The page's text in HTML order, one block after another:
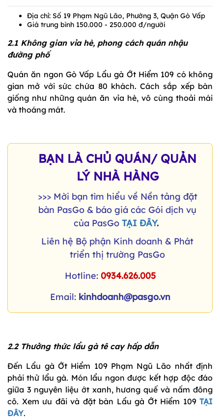
Địa chỉ: Số 19 Phạm Ngũ Lão, Phường 3, Quận Gò Vấp
Giá trung bình 150.000 - 250.000 đ/người
2.1 Không gian vỉa hè, phong cách quán nhậu
đường phố
Quán ăn ngon Gò Vấp Lẩu gà Ớt Hiểm 109 có không
gian mở với sức chứa 80 khách. Cách sắp xếp bàn
giống như những quán ăn vỉa hè, vô cùng thoải mái
và thoáng mát.
BẠN LÀ CHỦ QUÁN/ QUẢN
LÝ NHÀ HÀNG
>>> Mời bạn tìm hiểu về Nền tảng đặt
bàn PasGo & báo giá các Gói dịch vụ
của PasGo TẠI ĐÂY.
Liên hệ Bộ phận Kinh doanh & Phát
triển thị trường PasGo
Hotline: 0934.626.005
Email: kinhdoanh@pasgo.vn
2.2 Thưởng thức lẩu gà tê cay hấp dẫn
Đến Lẩu gà Ớt Hiểm 109 Phạm Ngũ Lão nhất định
phải thử lẩu gà. Món lẩu ngon được kết hợp độc đáo
giữa 3 nguyên liệu ớt xanh, hương quế và nấm đông
cô. Xem ưu đãi và đặt bàn Lẩu gà Ớt Hiểm 109 TẠI
ĐÂY.